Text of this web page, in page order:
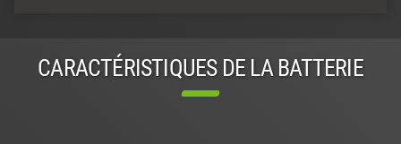
CARACTÉRISTIQUES DE LA BATTERIE